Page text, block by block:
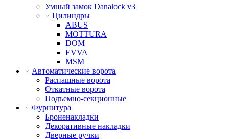
Умный замок Danalock v3
Цилиндры
ABUS
MOTTURA
DOM
EVVA
MSM
Автоматические ворота
Распашные ворота
Откатные ворота
Подъемно-секционные
Фурнитура
Броненакладки
Декоративные накладки
Дверные ручки